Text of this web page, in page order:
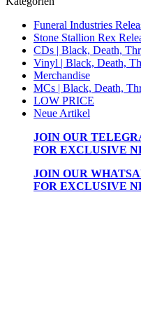
Funeral Industries
Stone Stallion Rex
CDs | Black, Death,
Vinyl | Black, Death,
Merchandise
MCs | Black, Death,
LOW PRICE
Neue Artikel
JOIN OUR
FOR EXCLUSIVE
JOIN OUR
FOR EXCLUSIVE